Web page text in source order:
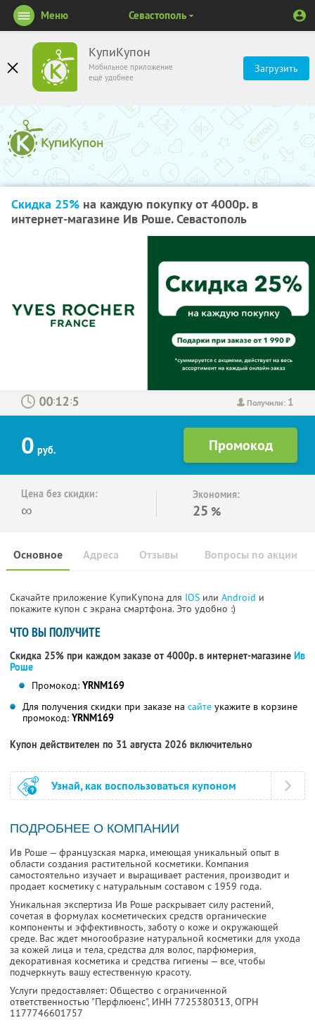
КупиКупон
Мобильное приложение
ещё удобнее
Загрузить
Меню Севастополь
Скидка 25% на каждую покупку от 4000р. в
интернет-магазине Ив Роше. Севастополь
Получили: 1
: :
0 руб.
Цена без скидки:
∞
Экономия:
25 %
Основное Отзывы Вопросы по акции
Адреса
Скачайте приложение КупиКупона для IOS или Android и
покажите купон с экрана смартфона. Это удобно :)
ЧТО ВЫ ПОЛУЧИТЕ
Скидка 25% при каждом заказе от 4000р. в интернет-магазине Ив
Роше
Промокод: YRNM169
Для получения скидки при заказе на сайте укажите в корзине
промокод: YRNM169
Купон действителен по 31 августа 2026 включительно
Узнай, как воспользоваться купоном
ПОДРОБНЕЕ О КОМПАНИИ
Ив Роше — французская марка, имеющая уникальный опыт в
области создания растительной косметики. Компания
самостоятельно изучает и выращивает растения, производит и
продает косметику с натуральным составом с 1959 года.
Уникальная экспертиза Ив Роше раскрывает силу растений,
сочетая в формулах косметических средств органические
компоненты и эффективность, заботу о коже и окружающей
среде. Вас ждет многообразие натуральной косметики для ухода
за кожей лица и тела, средства для волос, парфюмерия,
декоративная косметика и средства гигиены — все, чтобы
подчеркнуть вашу естественную красоту.
Услуги предоставляет: Общество с ограниченной
ответственностью "Перфлюенс", ИНН 7725380313, ОГРН
1177746601757